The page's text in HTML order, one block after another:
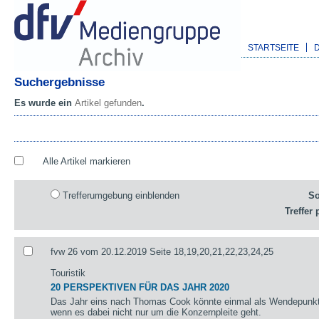
STARTSEITE
Suchergebnisse
Es wurde ein Artikel gefunden.
Alle Artikel markieren
Trefferumgebung einblenden
Treffer
fvw 26 vom 20.12.2019 Seite 18,19,20,21,22,23,24,25
Touristik
20 PERSPEKTIVEN FÜR DAS JAHR 2020
Das Jahr eins nach Thomas Cook könnte einmal als
wenn es dabei nicht nur um die Konzernpleite geht.